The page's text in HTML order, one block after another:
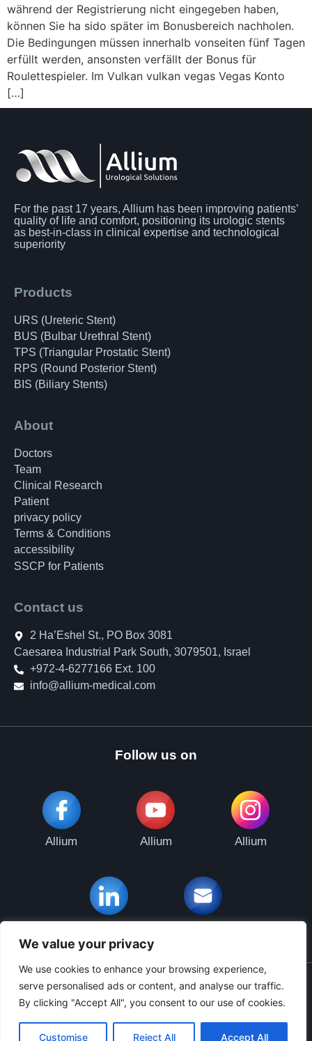
We value your privacy
We use cookies to enhance your browsing experience,
serve personalised ads or content, and analyse our traffic.
By clicking "Accept All", you consent to our use of cookies.
Customise Reject All Accept All
während der Registrierung nicht eingegeben haben,
können Sie ha sido später im Bonusbereich nachholen.
Die Bedingungen müssen innerhalb vonseiten fünf Tagen
erfüllt werden, ansonsten verfällt der Bonus für
Roulettespieler. Im Vulkan vulkan vegas Vegas Konto
[…]
For the past 17 years, Allium has been improving patients’
quality of life and comfort, positioning its urologic stents
as best-in-class in clinical expertise and technological
superiority
Products
URS (Ureteric Stent)
BUS (Bulbar Urethral Stent)
TPS (Triangular Prostatic Stent)
RPS (Round Posterior Stent)
BIS (Biliary Stents)
About
Doctors
Team
Clinical Research
Patient
privacy policy
Terms & Conditions
accessibility
SSCP for Patients
Contact us
2 Ha’Eshel St., PO Box 3081
Caesarea Industrial Park South, 3079501, Israel
+972-4-6277166 Ext. 100
info@allium-medical.com
Follow us on
Allium Allium Allium
Powered & Designed by Medical Online
© 2025 All rights reserved